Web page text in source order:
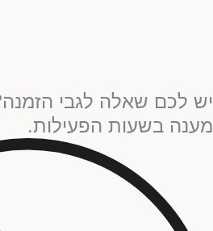
יש לכם שאלה לגבי
מענה בשעות הפעילות.